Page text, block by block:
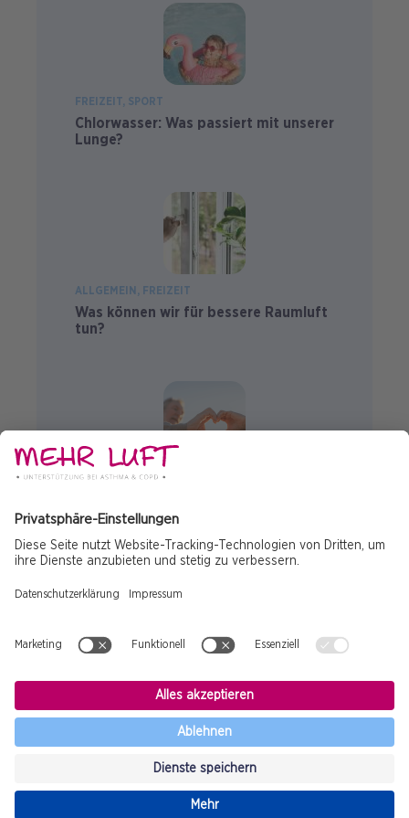
FREIZEIT SPORT
Chlorwasser: Was passiert mit unserer
Lunge?
ALLGEMEIN FREIZEIT
Was können wir für bessere Raumluft
tun?
ALLGEMEIN COPD
Krankheit und Liebe
Fußzeile
Impressum
Datenschutz
Sponsor
Nebenwirkung
Cookies